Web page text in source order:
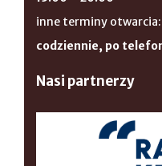
inne terminy otwarcia:
codziennie, po
Nasi partnerzy